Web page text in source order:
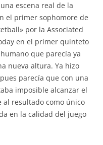
escena real de la
el primer sophomore de
por la Associated
en el primer quinteto
que parecía ya
nueva altura. Ya hizo
parecía que con una
imposible alcanzar el
al resultado como único
en la calidad del juego